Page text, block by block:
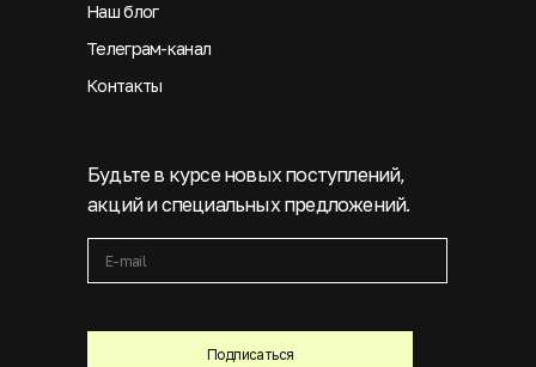
Подписаться
Будьте в курсе новых поступлений,
акций и специальных предложений.
Наш блог
Телеграм-канал
Контакты